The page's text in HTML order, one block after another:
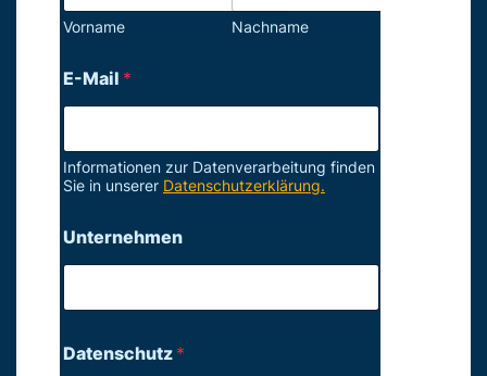
Vorname Nachname
E-Mail *
Informationen zur Datenverarbeitung finden
Sie in unserer Datenschutzerklärung.
Unternehmen
Datenschutz *